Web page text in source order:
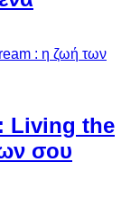
Living the
σου